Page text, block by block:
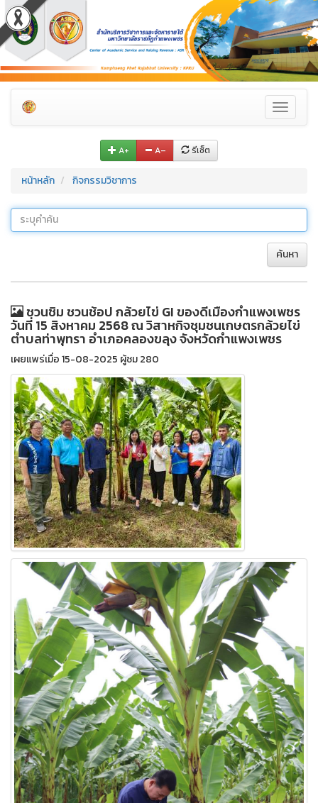
Toggle
A+ A– รีเซ็ต
หน้าหลัก กิจกรรมวิชาการ
ค้นหา
ชวนชิม ชวนช้อป กล้วยไข่ GI ของดีเมืองกำแพงเพชร
วันที่ 15 สิงหาคม 2568 ณ วิสาหกิจชุมชนเกษตรกล้วยไข่
ตำบลท่าพุทรา อำเภอคลองขลุง จังหวัดกำแพงเพชร
เผยแพร่เมื่อ 15-08-2025 ผู้ชม 280